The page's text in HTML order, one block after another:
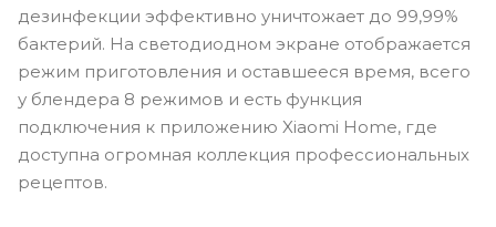
дезинфекции эффективно уничтожает до 99,99%
бактерий. На светодиодном экране отображается
режим приготовления и оставшееся время, всего
у блендера 8 режимов и есть функция
подключения к приложению Xiaomi Home, где
доступна огромная коллекция профессиональных
рецептов.